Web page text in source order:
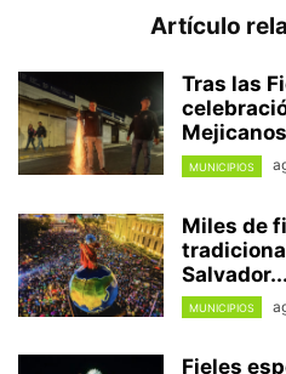
Artículo
Tras las
Mejicanos
MUNICIPIOS
Miles de
Salvador...
MUNICIPIOS
Fieles